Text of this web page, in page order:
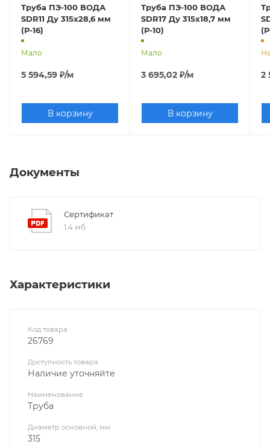
Труба ПЭ-100 ВОДА
SDR11 Ду 315х28,6 мм
(Р-16)
Мало
5 594,59 ₽/м
В корзину
Труба ПЭ-100 ВОДА
SDR17 Ду 315х18,7 мм
(Р-10)
Мало
3 695,02 ₽/м
В корзину
2
Документы
Сертификат
1,4 мб
Характеристики
Код товара
26769
Доступность товара
Наличие уточняйте
Наименование
Труба
Диаметр основной, мм
315